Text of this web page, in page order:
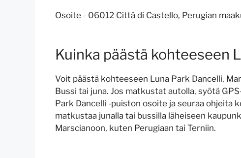
Osoite - 06012 Città di Castello, Perugian
Kuinka päästä kohteeseen
Voit päästä kohteeseen Luna Park Dancelli,
Bussi tai juna. Jos matkustat autolla, syötä
Park Dancelli -puiston osoite ja seuraa ohjeita
matkustaa junalla tai bussilla läheiseen
Marscianoon, kuten Perugiaan tai Terniin.